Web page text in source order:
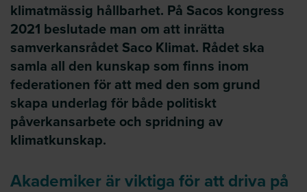
klimatmässig hållbarhet. På Sacos kongress
2021 beslutade man om att inrätta
samverkansrådet Saco Klimat. Rådet ska
samla all den kunskap som finns inom
federationen för att med den som grund
skapa underlag för både politiskt
påverkansarbete och spridning av
klimatkunskap.
Akademiker är viktiga för att driva på